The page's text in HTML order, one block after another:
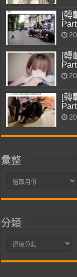
[轉
[轉
[轉
彙整
彙
分類
分